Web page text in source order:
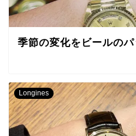
季節の変化をビールの
Longines